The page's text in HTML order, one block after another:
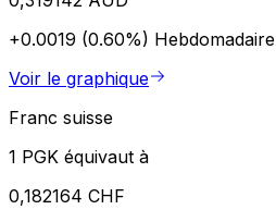
+0.0019 (0.60%) Hebdomadaire
Voir le graphique
Franc suisse
1 PGK équivaut à
0,182164 CHF